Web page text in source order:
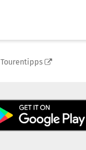
Tourentipps